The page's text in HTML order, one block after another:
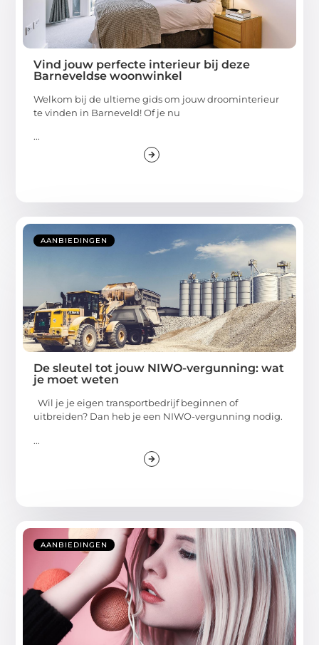
Vind jouw perfecte interieur bij deze
Barneveldse woonwinkel
Welkom bij de ultieme gids om jouw droominterieur
te vinden in Barneveld! Of je nu
...
AANBIEDINGEN
De sleutel tot jouw NIWO-vergunning: wat
je moet weten
Wil je je eigen transportbedrijf beginnen of
uitbreiden? Dan heb je een NIWO-vergunning nodig.
...
AANBIEDINGEN